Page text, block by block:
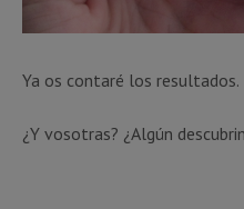
Ya os contaré los resultados.
¿Y vosotras? ¿Algún